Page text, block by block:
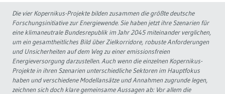
Die vier Kopernikus-Projekte bilden zusammen die größte deutsche
Forschungsinitiative zur Energiewende. Sie haben jetzt ihre Szenarien für
eine klimaneutrale Bundesrepublik im Jahr 2045 miteinander verglichen,
um ein gesamtheitliches Bild über Zielkorridore, robuste Anforderungen
und Unsicherheiten auf dem Weg zu einer emissionsfreien
Energieversorgung darzustellen. Auch wenn die einzelnen Kopernikus-
Projekte in ihren Szenarien unterschiedliche Sektoren im Hauptfokus
haben und verschiedene Modellansätze und Annahmen zugrunde legen,
zeichnen sich doch klare gemeinsame Aussagen ab: Vor allem die
Industriewende
Wasserstoff
Governance
Europa & Green Deal
Lern- und Explorationsmodule
Ariadne-Pathfinder
Soziales Nachhaltigkeitsbarometer